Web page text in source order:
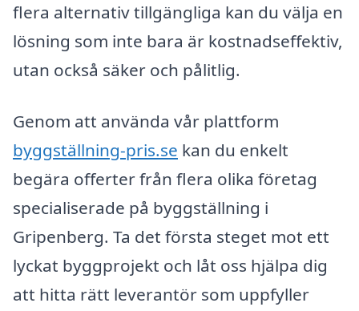
flera alternativ tillgängliga kan du välja en
lösning som inte bara är kostnadseffektiv,
utan också säker och pålitlig.
Genom att använda vår plattform
byggställning-pris.se kan du enkelt
begära offerter från flera olika företag
specialiserade på byggställning i
Gripenberg. Ta det första steget mot ett
lyckat byggprojekt och låt oss hjälpa dig
att hitta rätt leverantör som uppfyller